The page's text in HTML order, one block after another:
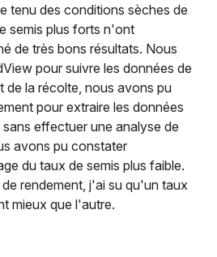
tenu des conditions sèches de
semis plus forts n'ont
de très bons résultats. Nous
pour suivre les données de
de la récolte, nous avons pu
pour extraire les données
effectuer une analyse de
avons pu constater
du taux de semis plus faible.
rendement, j'ai su qu'un taux
mieux que l'autre.